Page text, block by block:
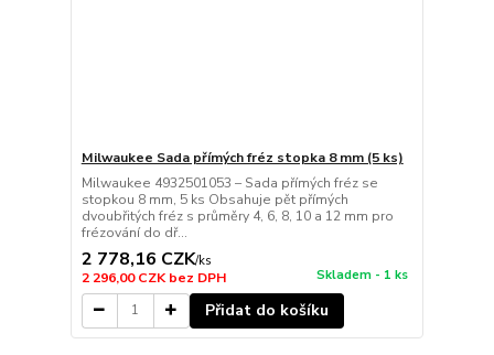
Milwaukee Sada přímých fréz stopka 8 mm (5 ks)
Milwaukee 4932501053 – Sada přímých fréz se
stopkou 8 mm, 5 ks Obsahuje pět přímých
dvoubřitých fréz s průměry 4, 6, 8, 10 a 12 mm pro
frézování do dř...
2 778,16 CZK/ks
2 296,00 CZKbez DPH Skladem - 1 ks
Přidat do košíku